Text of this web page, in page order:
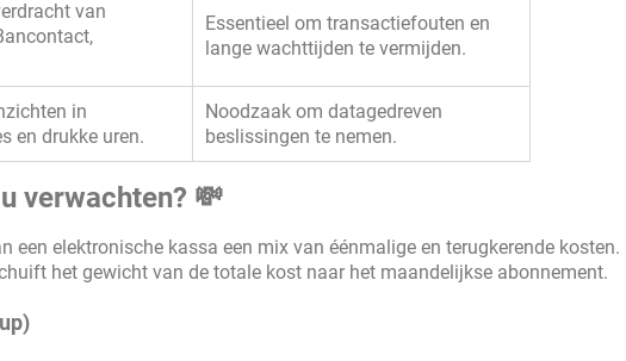
van
Essentieel om transactiefouten en
lange wachttijden te vermijden.
in
en drukke uren.
Noodzaak om datagedreven
beslissingen te nemen.
verwachten? 💸
een elektronische kassa een mix van éénmalige en terugkerende kosten.
het gewicht van de totale kost naar het maandelijkse abonnement.